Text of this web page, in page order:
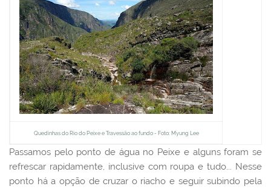
Quedinhas do Rio do Peixe e Travessão ao fundo - Foto: Myung Lee
Passamos pelo ponto de água no Peixe e alguns foram se
refrescar rapidamente, inclusive com roupa e tudo... Nesse
ponto há a opção de cruzar o riacho e seguir subindo pela